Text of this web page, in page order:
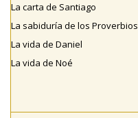
La carta de Santiago
La sabiduría de los Proverbios
La vida de Daniel
La vida de Noé